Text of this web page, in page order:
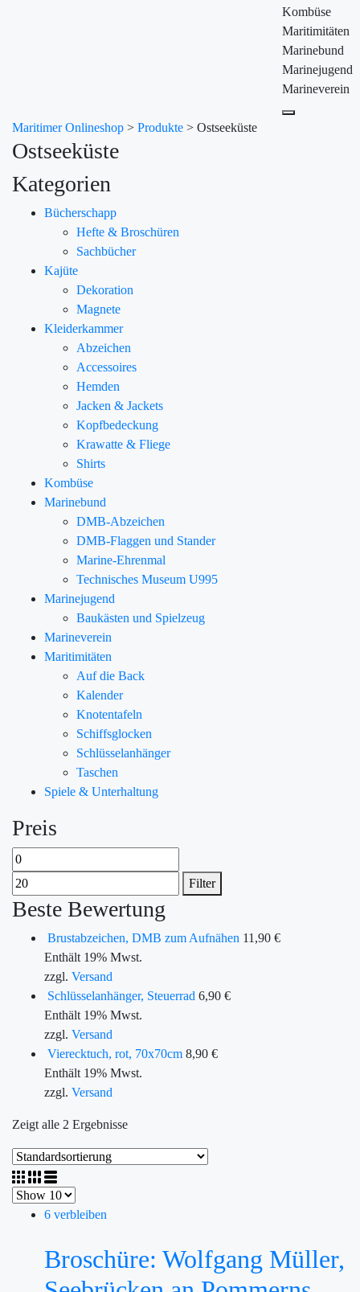
Kombüse
Maritimitäten
Marinebund
Marinejugend
Marineverein
Maritimer Onlineshop > Produkte > Ostseeküste
Ostseeküste
Kategorien
Bücherschapp
Hefte & Broschüren
Sachbücher
Kajüte
Dekoration
Magnete
Kleiderkammer
Abzeichen
Accessoires
Hemden
Jacken & Jackets
Kopfbedeckung
Krawatte & Fliege
Shirts
Kombüse
Marinebund
DMB-Abzeichen
DMB-Flaggen und Stander
Marine-Ehrenmal
Technisches Museum U995
Marinejugend
Baukästen und Spielzeug
Marineverein
Maritimitäten
Auf die Back
Kalender
Knotentafeln
Schiffsglocken
Schlüsselanhänger
Taschen
Spiele & Unterhaltung
Preis
Filter
Beste Bewertung
Brustabzeichen, DMB zum Aufnähen 11,90 €
Enthält 19% Mwst.
zzgl. Versand
Schlüsselanhänger, Steuerrad 6,90 €
Enthält 19% Mwst.
zzgl. Versand
Vierecktuch, rot, 70x70cm 8,90 €
Enthält 19% Mwst.
zzgl. Versand
Zeigt alle 2 Ergebnisse
6 verbleiben
Broschüre: Wolfgang Müller,